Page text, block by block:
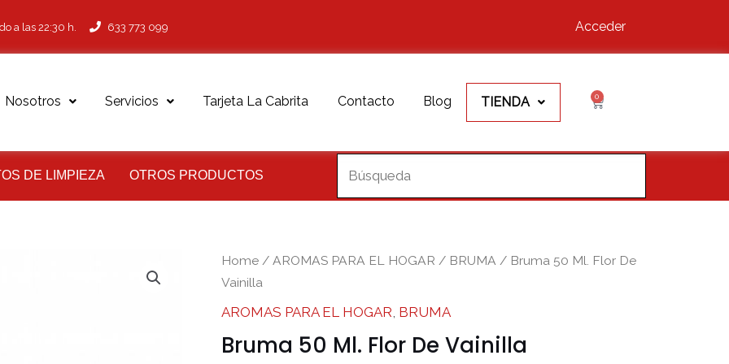
a las 22:30 h. 633 773 099 Acceder
Nosotros Servicios Tarjeta La Cabrita Contacto Blog TIENDA 0 Cart
DE LIMPIEZA OTROS PRODUCTOS
Home / AROMAS PARA EL HOGAR / BRUMA / Bruma 50 Ml. Flor De
Vainilla
AROMAS PARA EL HOGAR, BRUMA
Bruma 50 Ml. Flor De Vainilla